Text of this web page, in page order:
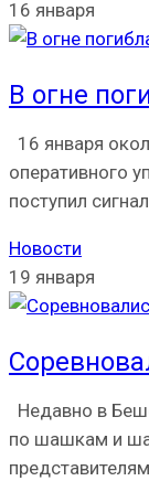
16 января
В огне
16 января
оперативного
поступил сигнал
Новости
19 января
Недавно в
по шашкам и